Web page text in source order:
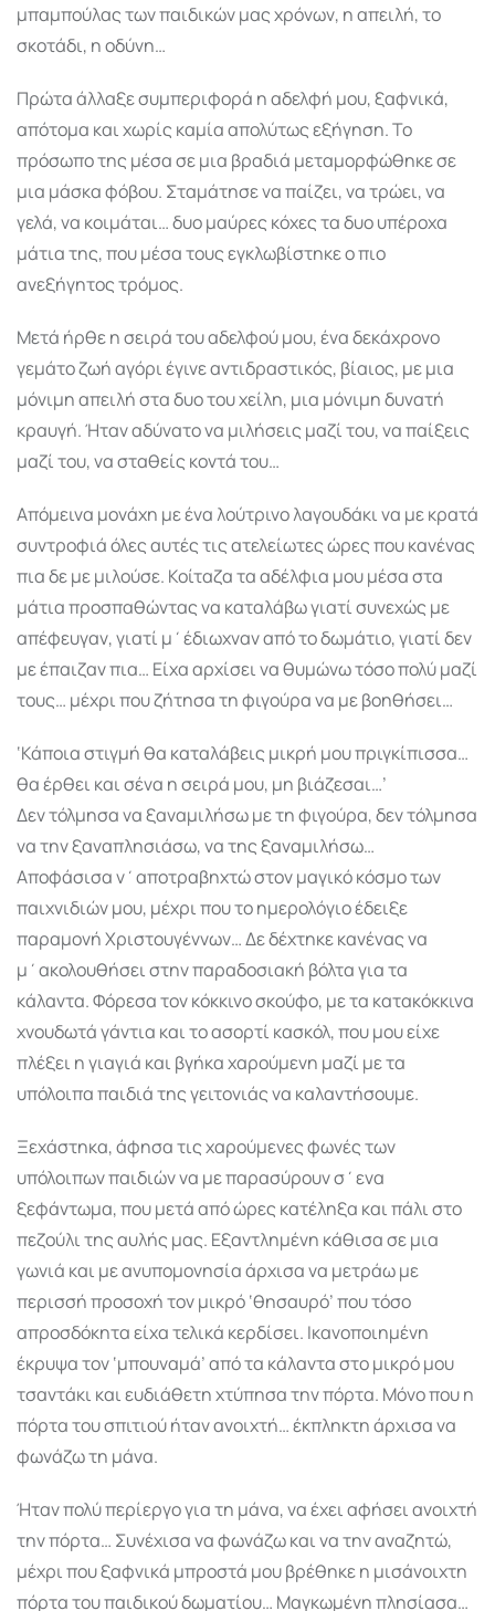
μπαμπούλας των παιδικών μας χρόνων, η απειλή, το
σκοτάδι, η οδύνη…
Πρώτα άλλαξε συμπεριφορά η αδελφή μου, ξαφνικά,
απότομα και χωρίς καμία απολύτως εξήγηση. Το
πρόσωπο της μέσα σε μια βραδιά μεταμορφώθηκε σε
μια μάσκα φόβου. Σταμάτησε να παίζει, να τρώει, να
γελά, να κοιμάται… δυο μαύρες κόχες τα δυο υπέροχα
μάτια της, που μέσα τους εγκλωβίστηκε ο πιο
ανεξήγητος τρόμος.
Μετά ήρθε η σειρά του αδελφού μου, ένα δεκάχρονο
γεμάτο ζωή αγόρι έγινε αντιδραστικός, βίαιος, με μια
μόνιμη απειλή στα δυο του χείλη, μια μόνιμη δυνατή
κραυγή. Ήταν αδύνατο να μιλήσεις μαζί του, να παίξεις
μαζί του, να σταθείς κοντά του…
Απόμεινα μονάχη με ένα λούτρινο λαγουδάκι να με κρατά
συντροφιά όλες αυτές τις ατελείωτες ώρες που κανένας
πια δε με μιλούσε. Κοίταζα τα αδέλφια μου μέσα στα
μάτια προσπαθώντας να καταλάβω γιατί συνεχώς με
απέφευγαν, γιατί μ΄έδιωχναν από το δωμάτιο, γιατί δεν
με έπαιζαν πια… Είχα αρχίσει να θυμώνω τόσο πολύ μαζί
τους… μέχρι που ζήτησα τη φιγούρα να με βοηθήσει…
‘Κάποια στιγμή θα καταλάβεις μικρή μου πριγκίπισσα…
θα έρθει και σένα η σειρά μου, μη βιάζεσαι…’
Δεν τόλμησα να ξαναμιλήσω με τη φιγούρα, δεν τόλμησα
να την ξαναπλησιάσω, να της ξαναμιλήσω…
Αποφάσισα ν΄αποτραβηχτώ στον μαγικό κόσμο των
παιχνιδιών μου, μέχρι που το ημερολόγιο έδειξε
παραμονή Χριστουγέννων… Δε δέχτηκε κανένας να
μ΄ακολουθήσει στην παραδοσιακή βόλτα για τα
κάλαντα. Φόρεσα τον κόκκινο σκούφο, με τα κατακόκκινα
χνουδωτά γάντια και το ασορτί κασκόλ, που μου είχε
πλέξει η γιαγιά και βγήκα χαρούμενη μαζί με τα
υπόλοιπα παιδιά της γειτονιάς να καλαντήσουμε.
Ξεχάστηκα, άφησα τις χαρούμενες φωνές των
υπόλοιπων παιδιών να με παρασύρουν σ΄ενα
ξεφάντωμα, που μετά από ώρες κατέληξα και πάλι στο
πεζούλι της αυλής μας. Εξαντλημένη κάθισα σε μια
γωνιά και με ανυπομονησία άρχισα να μετράω με
περισσή προσοχή τον μικρό ‘θησαυρό’ που τόσο
απροσδόκητα είχα τελικά κερδίσει. Ικανοποιημένη
έκρυψα τον ‘μπουναμά’ από τα κάλαντα στο μικρό μου
τσαντάκι και ευδιάθετη χτύπησα την πόρτα. Μόνο που η
πόρτα του σπιτιού ήταν ανοιχτή… έκπληκτη άρχισα να
φωνάζω τη μάνα.
Ήταν πολύ περίεργο για τη μάνα, να έχει αφήσει ανοιχτή
την πόρτα… Συνέχισα να φωνάζω και να την αναζητώ,
μέχρι που ξαφνικά μπροστά μου βρέθηκε η μισάνοιχτη
πόρτα του παιδικού δωματίου… Μαγκωμένη πλησίασα…